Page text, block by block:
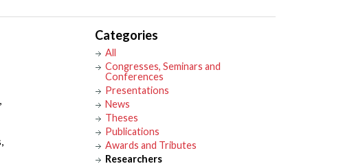
Categories
All
Congresses, Seminars and
Conferences
Presentations
News
Theses
Publications
Awards and Tributes
Researchers